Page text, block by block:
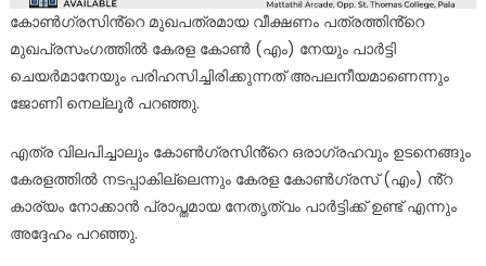
കോൺഗ്രസിൻ്റെ മുഖപത്രമായ വീക്ഷണം പത്രത്തിൻ്റെ
മുഖപ്രസംഗത്തിൽ കേരള കോൺ (എം) നേയും പാർട്ടി
ചെയർമാനേയും പരിഹസിച്ചിരിക്കുന്നത് അപലനീയമാണെന്നും
ജോണി നെല്ലൂർ പറഞ്ഞു.
എത്ര വിലപിച്ചാലും കോൺഗ്രസിൻ്റെ ഒരാഗ്രഹവും ഉടനെങ്ങും
കേരളത്തിൽ നടപ്പാകില്ലെന്നും കേരള കോൺഗ്രസ് (എം) ൻ്റ
കാര്യം നോക്കാൻ പ്രാപ്തമായ നേതൃത്വം പാർട്ടിക്ക് ഉണ്ട് എന്നും
അദ്ദേഹം പറഞ്ഞു.